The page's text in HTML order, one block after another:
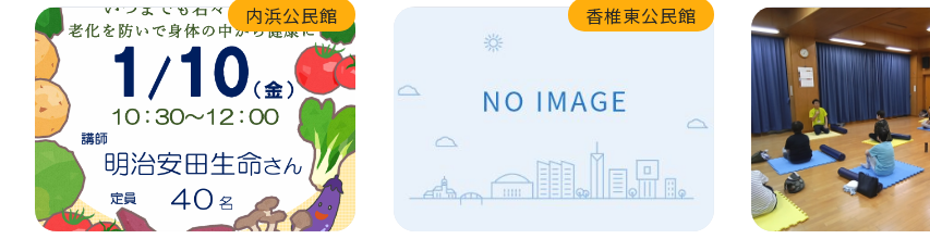
内浜公民館 香椎東公民館